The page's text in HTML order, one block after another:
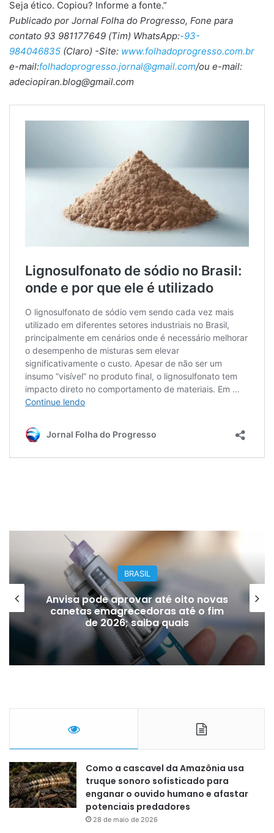
Seja ético. Copiou? Informe a fonte.”
Publicado por Jornal Folha do Progresso, Fone para
contato 93 981177649 (Tim) WhatsApp:-93-
984046835 (Claro) -Site: www.folhadoprogresso.com.br
e-mail:folhadoprogresso.jornal@gmail.com/ou e-mail:
adeciopiran.blog@gmail.com
BRASIL
Bilhete premiado de quase R$ 6
milhões é recuperado do lixo por
coletores
Como a cascavel da Amazônia usa
truque sonoro sofisticado para
enganar o ouvido humano e afastar
potenciais predadores
28 de maio de 2026